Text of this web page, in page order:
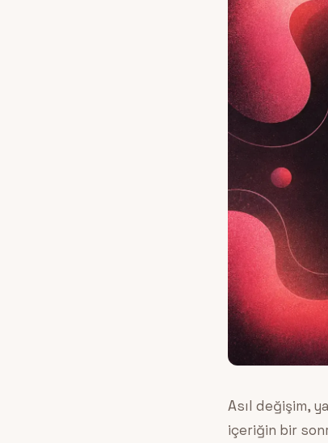
Asıl değişim,
içeriğin bir